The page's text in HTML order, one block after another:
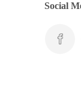
Social